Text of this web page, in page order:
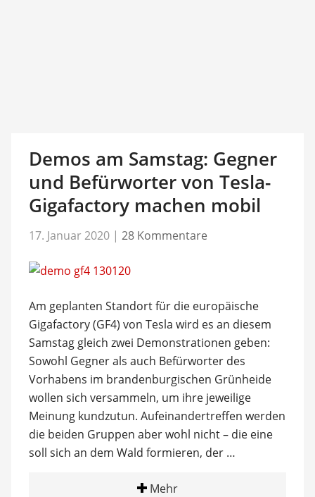
Demos am Samstag: Gegner
und Befürworter von Tesla-
Gigafactory machen mobil
17. Januar 2020 | 28 Kommentare
Am geplanten Standort für die europäische
Gigafactory (GF4) von Tesla wird es an diesem
Samstag gleich zwei Demonstrationen geben:
Sowohl Gegner als auch Befürworter des
Vorhabens im brandenburgischen Grünheide
wollen sich versammeln, um ihre jeweilige
Meinung kundzutun. Aufeinandertreffen werden
die beiden Gruppen aber wohl nicht – die eine
soll sich an dem Wald formieren, der …
Mehr